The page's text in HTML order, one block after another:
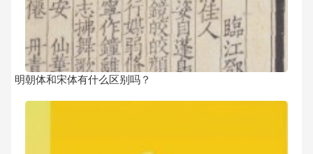
明朝体和宋体有什么区别吗？